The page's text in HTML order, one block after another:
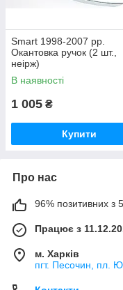
Smart 1998-2007 рр.
Окантовка ручок (2 шт.,
неірж)
В наявності
1 005 ₴
Купити
Про нас
96% позитивних з
Працює з
м. Харків
пгт. Песочин, пл.